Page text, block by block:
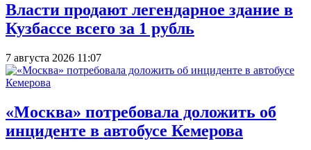
Власти продают легендарное здание в
Кузбассе всего за 1 рубль
7 августа 2026 11:07
«Москва» потребовала доложить об
инциденте в автобусе Кемерова